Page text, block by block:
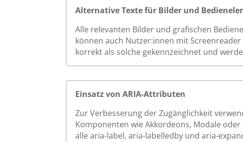
Alternative Texte für Bilder und
Alle relevanten Bilder und grafischen
können auch Nutzer:innen mit
korrekt als solche gekennzeichnet und
Einsatz von ARIA-Attributen
Zur Verbesserung der Zugänglichkeit
Komponenten wie Akkordeons, Modale
alle aria-label, aria-labelledby und aria-